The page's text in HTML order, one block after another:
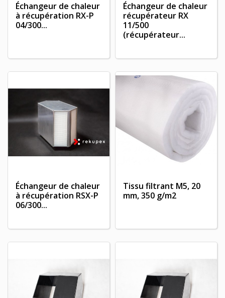
Échangeur de chaleur
à récupération RX-P
04/300...
Échangeur de chaleur
récupérateur RX
11/500
(récupérateur...
Échangeur de chaleur
à récupération RSX-P
06/300...
Tissu filtrant M5, 20
mm, 350 g/m2